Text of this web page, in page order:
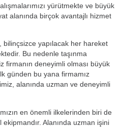
yürütmekte ve büyük
alanında birçok avantajlı hizmet
bilinçsizce yapılacak her hareket
Bu nedenle taşınma
firmanın deneyimli olması büyük
günden bu yana firmamız
alanında uzman ve deneyimli
en önemli ilkelerinden biri de
Alanında uzman işini